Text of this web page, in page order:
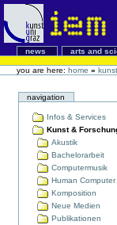
news arts and
you are here: home »
navigation
Infos & Services
Kunst &
Akustik
Bachelorarbeit
Computermusik
Human
Komposition
Neue Medien
Publikationen